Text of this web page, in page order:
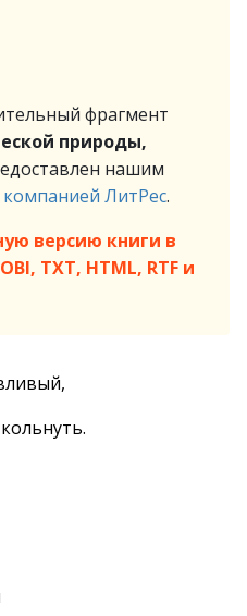
фрагмент
природы,
нашим
компанией ЛитРес.
версию книги в
TXT, HTML, RTF и